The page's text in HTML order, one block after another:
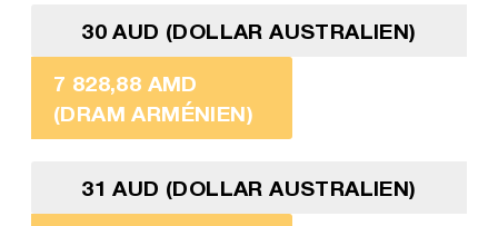
30 AUD (DOLLAR AUSTRALIEN)
7 828,88 AMD
(DRAM ARMÉNIEN)
31 AUD (DOLLAR AUSTRALIEN)